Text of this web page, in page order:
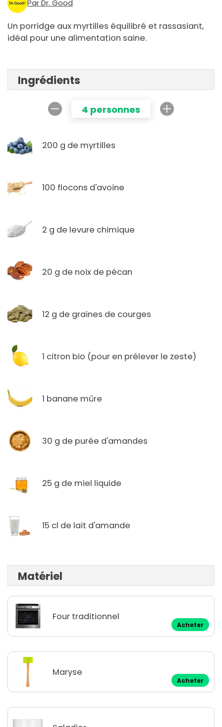
Par Dr. Good
Un porridge aux myrtilles équilibré et rassasiant,
idéal pour une alimentation saine.
Ingrédients
4 personnes
200 g de myrtilles
100 flocons d'avoine
2 g de levure chimique
20 g de noix de pécan
12 g de graines de courges
1 citron bio (pour en prélever le zeste)
1 banane mûre
30 g de purée d'amandes
25 g de miel liquide
15 cl de lait d'amande
Matériel
Four traditionnel
Acheter
Maryse
Acheter